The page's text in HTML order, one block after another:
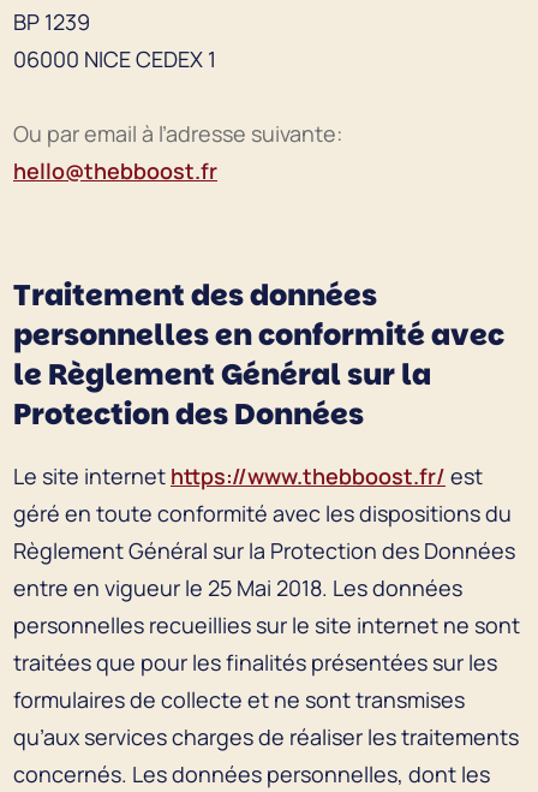
BP 1239
06000 NICE CEDEX 1
Ou par email à l’adresse suivante:
hello@thebboost.fr
Traitement des données
personnelles en conformité avec
le Règlement Général sur la
Protection des Données
Le site internet https://www.thebboost.fr/ est
géré en toute conformité avec les dispositions du
Règlement Général sur la Protection des Données
entre en vigueur le 25 Mai 2018. Les données
personnelles recueillies sur le site internet ne sont
traitées que pour les finalités présentées sur les
formulaires de collecte et ne sont transmises
qu’aux services charges de réaliser les traitements
concernés. Les données personnelles, dont les